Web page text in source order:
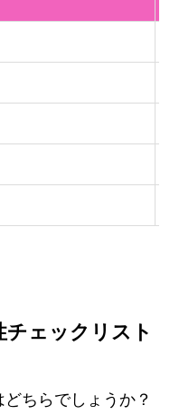
ェックリスト
ちらでしょうか？